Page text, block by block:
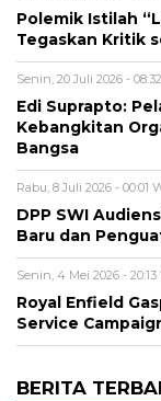
Polemik Istilah
Tegaskan Kritik
Senin, 20 Juli 2026 -
Edi Suprapto:
Kebangkitan
Bangsa
Rabu, 8 Juli 2026 - 00:01
DPP SWI
Baru dan
Senin, 4 Mei 2026 -
Royal Enfield
Service
BERITA